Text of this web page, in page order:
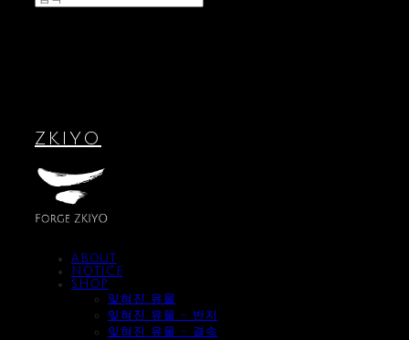
ZKIYO
ABOUT
NOTICE
SHOP
잊혀진 유물
잊혀진 유물 - 반지
잊혀진 유물 - 결속